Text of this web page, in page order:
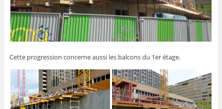
Cette progression concerne aussi les balcons du 1er étage.